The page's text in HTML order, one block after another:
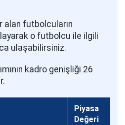
alan futbolcuların
o futbolcu ile ilgili
ulaşabilirsiniz.
kadro genişliği 26
Piyasa
Değeri